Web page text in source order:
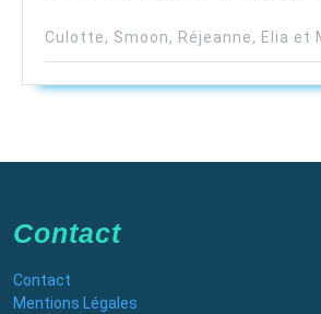
Culotte, Smoon, Réjeanne, Elia et
Contact
Contact
Mentions Légales